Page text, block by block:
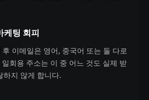
케팅 회피
이메일은 영어, 중국어 또는 둘 다로
회용 주소는 이 중 어느 것도 실제 받
하지 않게 합니다.